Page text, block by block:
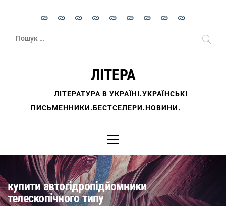
content
Пошук:
ЛІТЕРА
ЛІТЕРАТУРА В УКРАЇНІ.УКРАЇНСЬКІ
ПИСЬМЕННИКИ.БЕСТСЕЛЕРИ.НОВИНИ.
Menu
купити автогідропідйомники
телескопічного типу